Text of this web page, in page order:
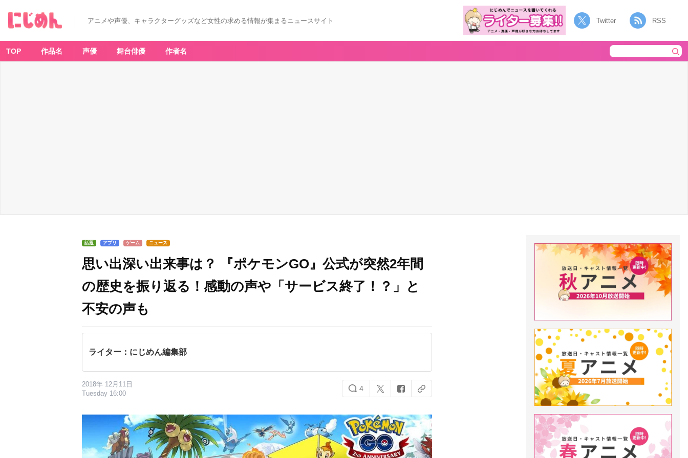
アニメや声優、キャラクターグッズなど女性の求める情報が集まるニュースサイト Twitter RSS
TOP 作品名 声優 舞台俳優 作者名
話題 アプリ ゲーム ニュース
思い出深い出来事は？ 『ポケモンGO』公式が突然2年間
の歴史を振り返る！感動の声や「サービス終了！？」と
不安の声も
ライター：にじめん編集部
2018年 12月11日
Tuesday 16:00
4